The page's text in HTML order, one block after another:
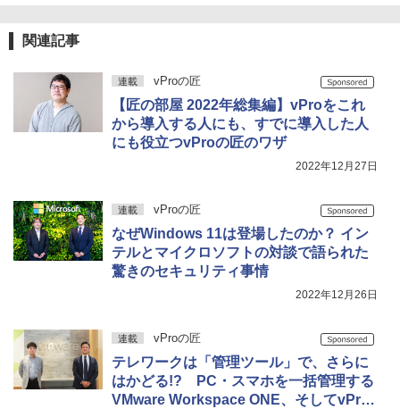
関連記事
連載 vProの匠
【匠の部屋 2022年総集編】vProをこれ
から導入する人にも、すでに導入した人
にも役立つvProの匠のワザ
2022年12月27日
連載 vProの匠
なぜWindows 11は登場したのか？ イン
テルとマイクロソフトの対談で語られた
驚きのセキュリティ事情
2022年12月26日
連載 vProの匠
テレワークは「管理ツール」で、さらに
はかどる!? PC・スマホを一括管理する
VMware Workspace ONE、そしてvPro